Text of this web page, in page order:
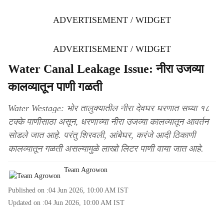
ADVERTISEMENT / WIDGET
ADVERTISEMENT / WIDGET
Water Canal Leakage Issue: नीरा उजव्या
कालव्यातून पाणी गळती
Water Westage: भोर तालुक्यातील नीरा देवघर धरणात सध्या १८
टक्के पाणीसाठा असून, धरणाच्या नीरा उजव्या कालव्यातून आवर्तन
सोडले जात आहे. परंतु शिरवली, आंबेघर, करंजे आदी ठिकाणी
कालव्यातून गळती असल्यामुळे लाखो लिटर पाणी वाया जात आहे.
Team Agrowon
Published on :04 Jun 2026, 10:00 AM IST
Updated on :04 Jun 2026, 10:00 AM IST